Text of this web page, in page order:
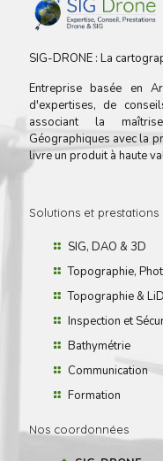
SIG-DRONE : La
Entreprise basée en
d'expertises, de
associant la
Géographiques avec la
livre un produit à haute
Solutions et prestations
SIG, DAO & 3D
Topographie,
Topographie &
Inspection et
Bathymétrie
Communication
Formation
Nos coordonnées